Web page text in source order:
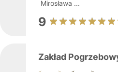
Mirosława ...
9
Zakład